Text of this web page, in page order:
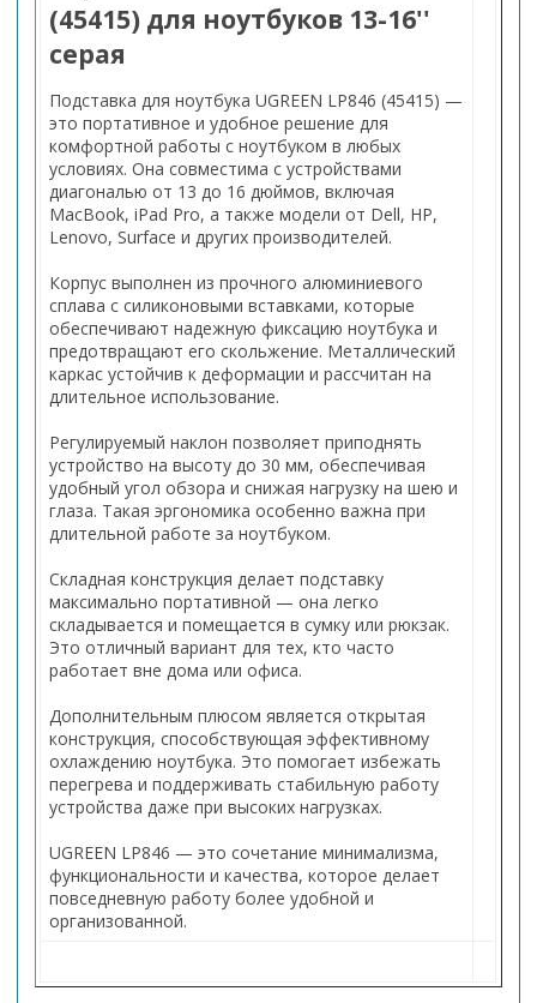
(45415) для ноутбуков 13-16''
серая
Подставка для ноутбука UGREEN LP846 (45415) —
это портативное и удобное решение для
комфортной работы с ноутбуком в любых
условиях. Она совместима с устройствами
диагональю от 13 до 16 дюймов, включая
MacBook, iPad Pro, а также модели от Dell, HP,
Lenovo, Surface и других производителей.
Корпус выполнен из прочного алюминиевого
сплава с силиконовыми вставками, которые
обеспечивают надежную фиксацию ноутбука и
предотвращают его скольжение. Металлический
каркас устойчив к деформации и рассчитан на
длительное использование.
Регулируемый наклон позволяет приподнять
устройство на высоту до 30 мм, обеспечивая
удобный угол обзора и снижая нагрузку на шею и
глаза. Такая эргономика особенно важна при
длительной работе за ноутбуком.
Складная конструкция делает подставку
максимально портативной — она легко
складывается и помещается в сумку или рюкзак.
Это отличный вариант для тех, кто часто
работает вне дома или офиса.
Дополнительным плюсом является открытая
конструкция, способствующая эффективному
охлаждению ноутбука. Это помогает избежать
перегрева и поддерживать стабильную работу
устройства даже при высоких нагрузках.
UGREEN LP846 — это сочетание минимализма,
функциональности и качества, которое делает
повседневную работу более удобной и
организованной.